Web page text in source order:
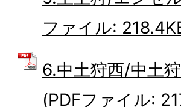
ファイル:
6.中土狩西/中土
(PDFファイル: